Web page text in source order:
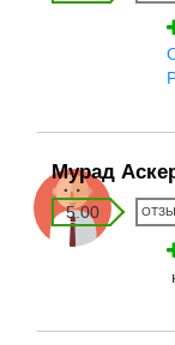
Мурад
5.00